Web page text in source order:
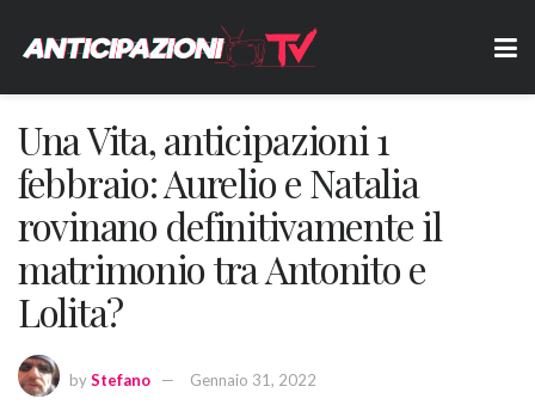
Una Vita, anticipazioni 1
febbraio: Aurelio e Natalia
rovinano definitivamente il
matrimonio tra Antonito e
Lolita?
byStefano Gennaio 31, 2022